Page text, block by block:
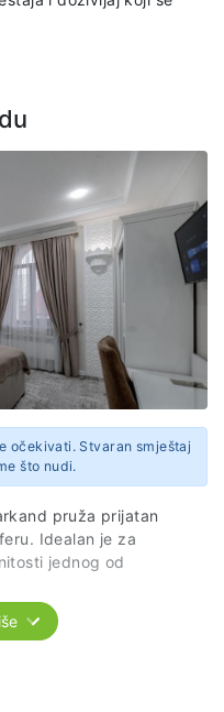
očekivati. Stvaran smještaj
što nudi.
pruža prijatan
Idealan je za
jednog od